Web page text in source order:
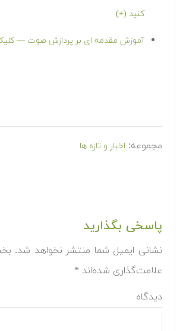
کنید (+)
آموزش مقدمه ای بر پردازش صوت —
مجموعه: اخبار و تازه ها
پاسخی بگذارید
نشانی ایمیل شما منتشر نخواهد شد.
علامت‌گذاری شده‌اند *
دیدگاه